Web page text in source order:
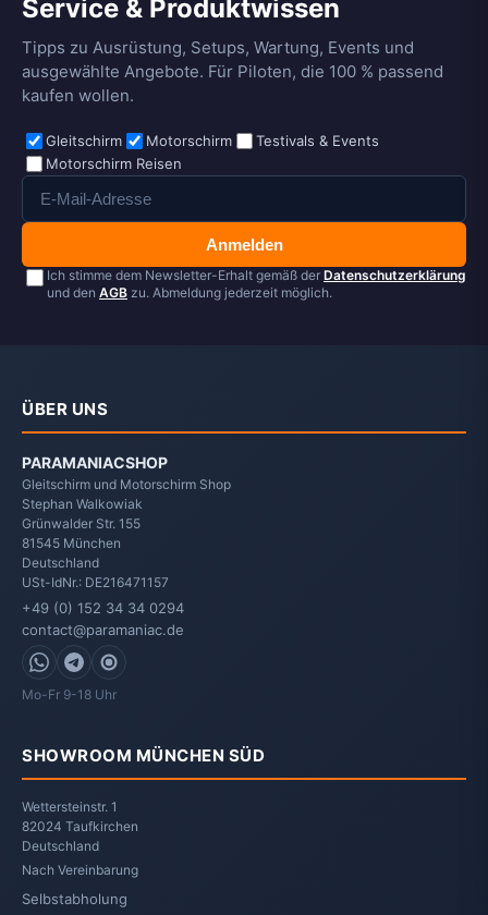
Service & Produktwissen
Tipps zu Ausrüstung, Setups, Wartung, Events und
ausgewählte Angebote. Für Piloten, die 100 % passend
kaufen wollen.
Gleitschirm Motorschirm
Testivals & Events
Motorschirm Reisen
Anmelden
Ich stimme dem Newsletter-Erhalt gemäß der Datenschutzerklärung
und den AGB zu. Abmeldung jederzeit möglich.
ÜBER UNS
PARAMANIACSHOP
Gleitschirm und Motorschirm Shop
Stephan Walkowiak
Grünwalder Str. 155
81545 München
Deutschland
USt-IdNr.: DE216471157
+49 (0) 152 34 34 0294
contact@paramaniac.de
WhatsApp
Telegram
Signal
Mo-Fr 9-18 Uhr
SHOWROOM MÜNCHEN SÜD
Wettersteinstr. 1
82024 Taufkirchen
Deutschland
Nach Vereinbarung
Selbstabholung